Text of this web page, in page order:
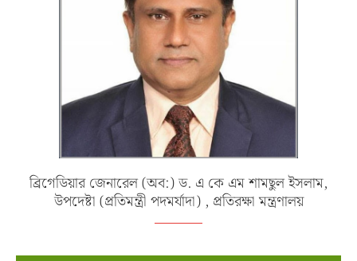
ব্রিগেডিয়ার জেনারেল (অব:) ড. এ কে এম শামছুল ইসলাম,
উপদেষ্টা (প্রতিমন্ত্রী পদমর্যাদা) , প্রতিরক্ষা মন্ত্রণালয়